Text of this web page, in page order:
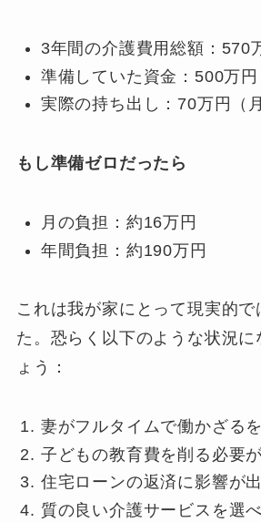
3年間の介護費用総額：570
準備していた資金：500万円
実際の持ち出し：70万円（
もし準備ゼロだったら
月の負担：約16万円
年間負担：約190万円
これは我が家にとって現実的で
た。恐らく以下のような状況に
ょう：
妻がフルタイムで働かざる
子どもの教育費を削る必要
住宅ローンの返済に影響が
質の良い介護サービスを選